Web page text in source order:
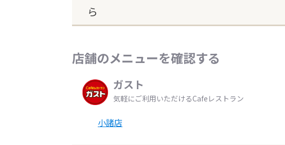
ら
店舗のメニューを確認する
ガスト
気軽にご利用いただけるCafeレストラン
小諸店